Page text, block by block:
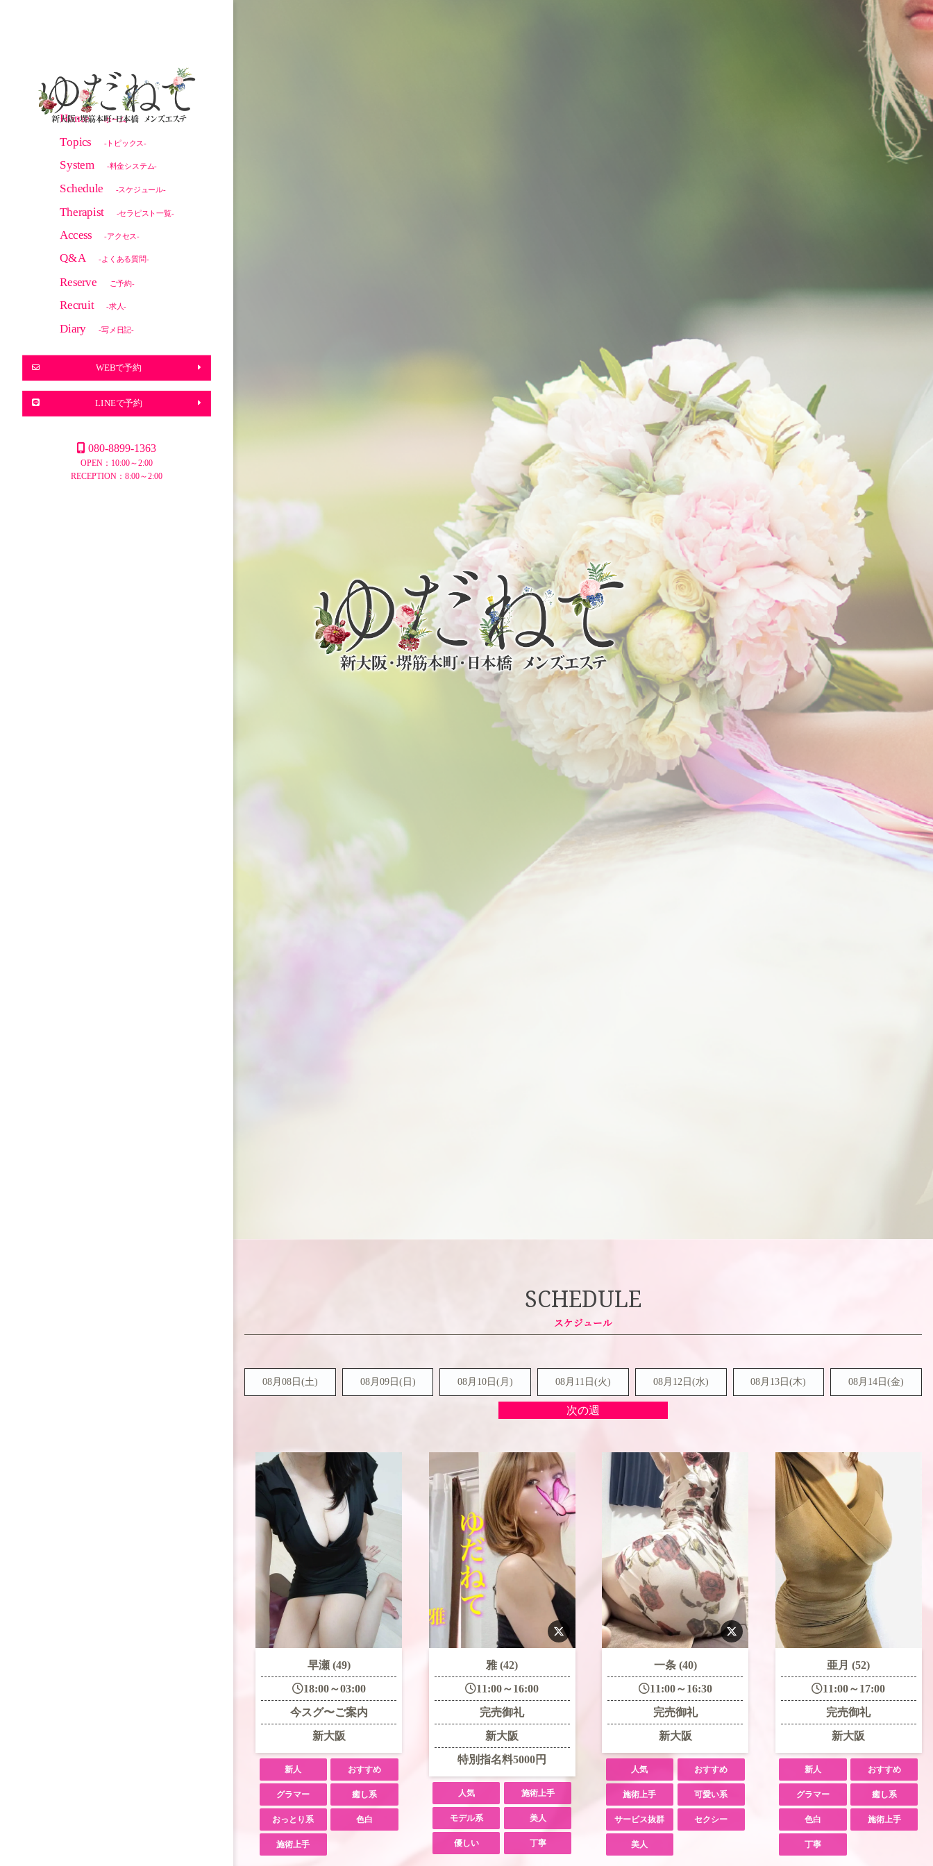
Home -ホーム-
Topics -トピックス-
System -料金システム-
Schedule -スケジュール-
Therapist -セラピスト一覧-
Access -アクセス-
Q&A -よくある質問-
Reserve ご予約-
Recruit -求人-
Diary -写メ日記-
WEBで予約
LINEで予約
080-8899-1363
OPEN：10:00～2:00
RECEPTION：8:00～2:00
SCHEDULE
08月08日(土) 08月09日( 日 ) 08月10日(月) 08月11日(火) 08月12日(水) 08月13日(木) 08月14日(金)
次の週
早瀬 (49)
18:00～03:00
今スグ〜ご案内
新大阪
新人 おすすめ
グラマー 癒し系
おっとり系 色白
施術上手
雅 (42)
11:00～16:00
完売御礼
新大阪
特別指名料5000円
人気 施術上手
モデル系 美人
優しい 丁寧
一条 (40)
11:00～16:30
完売御礼
新大阪
人気 おすすめ
施術上手 可愛い系
サービス抜群 セクシー
美人
亜月 (52)
11:00～17:00
完売御礼
新大阪
新人 おすすめ
グラマー 癒し系
色白 施術上手
丁寧